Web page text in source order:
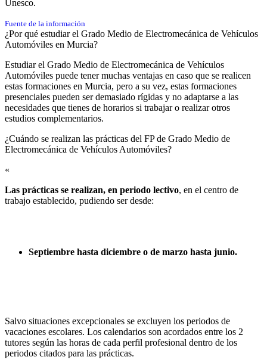
Unesco.​
Fuente de la información
¿Por qué estudiar el Grado Medio de Electromecánica de Vehículos
Automóviles en Murcia?
Estudiar el Grado Medio de Electromecánica de Vehículos
Automóviles puede tener muchas ventajas en caso que se realicen
estas formaciones en Murcia, pero a su vez, estas formaciones
presenciales pueden ser demasiado rígidas y no adaptarse a las
necesidades que tienes de horarios si trabajar o realizar otros
estudios complementarios.
¿Cuándo se realizan las prácticas del FP de Grado Medio de
Electromecánica de Vehículos Automóviles?​
«
Las prácticas se realizan, en periodo lectivo, en el centro de
trabajo establecido, pudiendo ser desde:
Septiembre hasta diciembre o de marzo hasta junio.
Salvo situaciones excepcionales se excluyen los periodos de
vacaciones escolares. Los calendarios son acordados entre los 2
tutores según las horas de cada perfil profesional dentro de los
periodos citados para las prácticas.